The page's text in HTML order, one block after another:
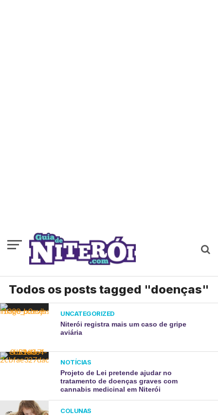
Todos os posts tagged "doenças"
UNCATEGORIZED
Niterói registra mais um caso de gripe
aviária
NOTÍCIAS
Projeto de Lei pretende ajudar no
tratamento de doenças graves com
cannabis medicinal em Niterói
COLUNAS